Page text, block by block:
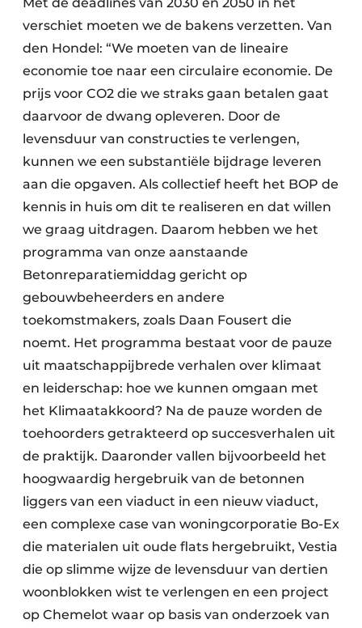
verschiet moeten we de bakens verzetten. Van
den Hondel: “We moeten van de lineaire
economie toe naar een circulaire economie. De
prijs voor CO2 die we straks gaan betalen gaat
daarvoor de dwang opleveren. Door de
levensduur van constructies te verlengen,
kunnen we een substantiële bijdrage leveren
aan die opgaven. Als collectief heeft het BOP de
kennis in huis om dit te realiseren en dat willen
we graag uitdragen. Daarom hebben we het
programma van onze aanstaande
Betonreparatiemiddag gericht op
gebouwbeheerders en andere
toekomstmakers, zoals Daan Fousert die
noemt. Het programma bestaat voor de pauze
uit maatschappijbrede verhalen over klimaat
en leiderschap: hoe we kunnen omgaan met
het Klimaatakkoord? Na de pauze worden de
toehoorders getrakteerd op succesverhalen uit
de praktijk. Daaronder vallen bijvoorbeeld het
hoogwaardig hergebruik van de betonnen
liggers van een viaduct in een nieuw viaduct,
een complexe case van woningcorporatie Bo-Ex
die materialen uit oude flats hergebruikt, Vestia
die op slimme wijze de levensduur van dertien
woonblokken wist te verlengen en een project
op Chemelot waar op basis van onderzoek van